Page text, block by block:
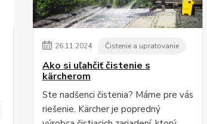
26.11.2024 Čistenie a upratovanie
Ako si uľahčiť čistenie s
kärcherom
Ste nadšenci čistenia? Máme pre vás
riešenie. Kärcher je popredný